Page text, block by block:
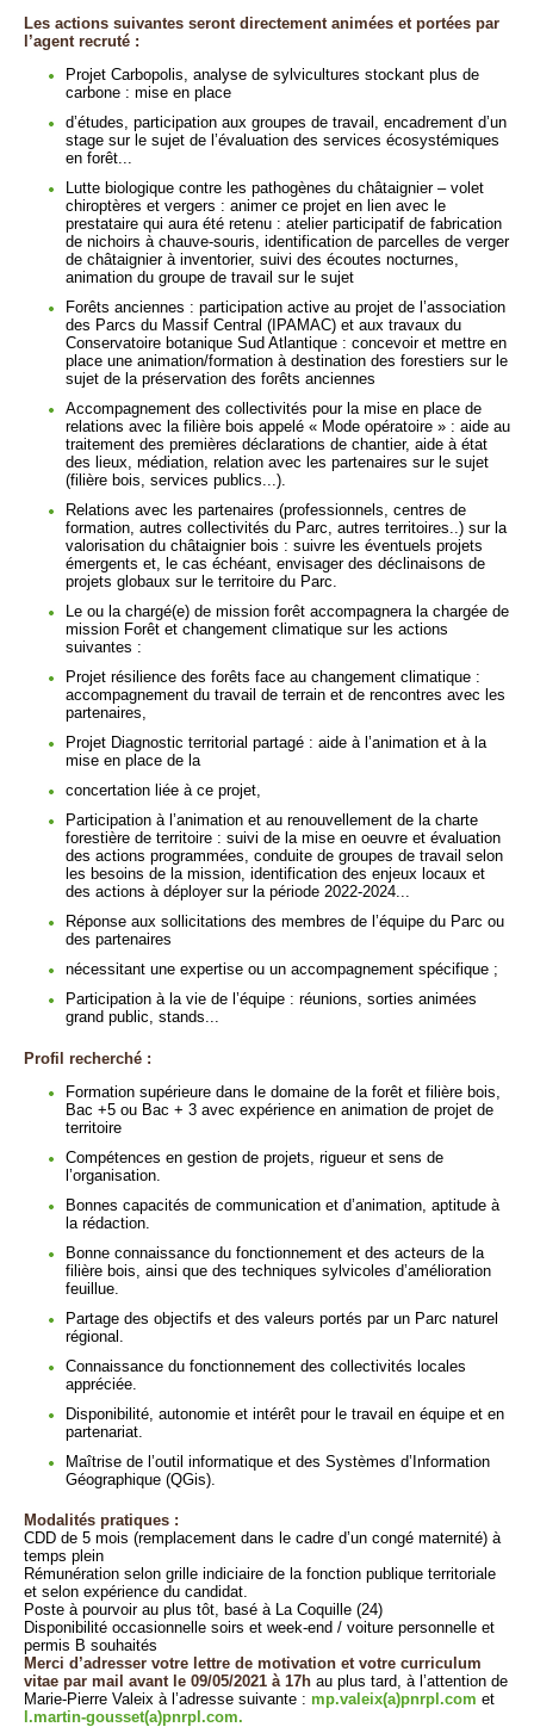
Les actions suivantes seront directement animées et portées par
l’agent recruté :
Projet Carbopolis, analyse de sylvicultures stockant plus de
carbone : mise en place
d’études, participation aux groupes de travail, encadrement d’un
stage sur le sujet de l’évaluation des services écosystémiques
en forêt...
Lutte biologique contre les pathogènes du châtaignier – volet
chiroptères et vergers : animer ce projet en lien avec le
prestataire qui aura été retenu : atelier participatif de fabrication
de nichoirs à chauve-souris, identification de parcelles de verger
de châtaignier à inventorier, suivi des écoutes nocturnes,
animation du groupe de travail sur le sujet
Forêts anciennes : participation active au projet de l’association
des Parcs du Massif Central (IPAMAC) et aux travaux du
Conservatoire botanique Sud Atlantique : concevoir et mettre en
place une animation/formation à destination des forestiers sur le
sujet de la préservation des forêts anciennes
Accompagnement des collectivités pour la mise en place de
relations avec la filière bois appelé « Mode opératoire » : aide au
traitement des premières déclarations de chantier, aide à état
des lieux, médiation, relation avec les partenaires sur le sujet
(filière bois, services publics...).
Relations avec les partenaires (professionnels, centres de
formation, autres collectivités du Parc, autres territoires..) sur la
valorisation du châtaignier bois : suivre les éventuels projets
émergents et, le cas échéant, envisager des déclinaisons de
projets globaux sur le territoire du Parc.
Le ou la chargé(e) de mission forêt accompagnera la chargée de
mission Forêt et changement climatique sur les actions
suivantes :
Projet résilience des forêts face au changement climatique :
accompagnement du travail de terrain et de rencontres avec les
partenaires,
Projet Diagnostic territorial partagé : aide à l’animation et à la
mise en place de la
concertation liée à ce projet,
Participation à l’animation et au renouvellement de la charte
forestière de territoire : suivi de la mise en oeuvre et évaluation
des actions programmées, conduite de groupes de travail selon
les besoins de la mission, identification des enjeux locaux et
des actions à déployer sur la période 2022-2024...
Réponse aux sollicitations des membres de l’équipe du Parc ou
des partenaires
nécessitant une expertise ou un accompagnement spécifique ;
Participation à la vie de l’équipe : réunions, sorties animées
grand public, stands...
Profil recherché :
Formation supérieure dans le domaine de la forêt et filière bois,
Bac +5 ou Bac + 3 avec expérience en animation de projet de
territoire
Compétences en gestion de projets, rigueur et sens de
l’organisation.
Bonnes capacités de communication et d’animation, aptitude à
la rédaction.
Bonne connaissance du fonctionnement et des acteurs de la
filière bois, ainsi que des techniques sylvicoles d’amélioration
feuillue.
Partage des objectifs et des valeurs portés par un Parc naturel
régional.
Connaissance du fonctionnement des collectivités locales
appréciée.
Disponibilité, autonomie et intérêt pour le travail en équipe et en
partenariat.
Maîtrise de l’outil informatique et des Systèmes d’Information
Géographique (QGis).
Modalités pratiques :
CDD de 5 mois (remplacement dans le cadre d’un congé maternité) à
temps plein
Rémunération selon grille indiciaire de la fonction publique territoriale
et selon expérience du candidat.
Poste à pourvoir au plus tôt, basé à La Coquille (24)
Disponibilité occasionnelle soirs et week-end / voiture personnelle et
permis B souhaités
Merci d’adresser votre lettre de motivation et votre curriculum
vitae par mail avant le 09/05/2021 à 17h au plus tard, à l’attention de
Marie-Pierre Valeix à l’adresse suivante : mp.valeix(a)pnrpl.com et
l.martin-gousset(a)pnrpl.com.